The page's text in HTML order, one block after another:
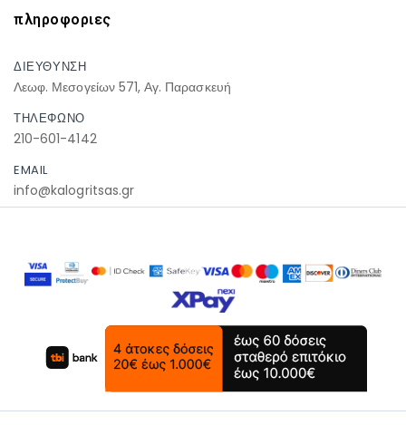
πληροφοριες
ΔΙΕΥΘΥΝΣΗ
Λεωφ. Μεσογείων 571, Αγ. Παρασκευή
ΤΗΛΕΦΩΝΟ
210-601-4142
EMAIL
info@kalogritsas.gr